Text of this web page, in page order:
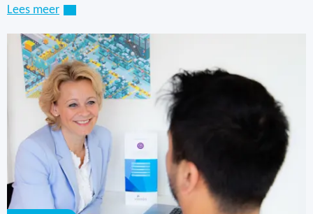
Druk op de betreffende persoon.
Lees meer